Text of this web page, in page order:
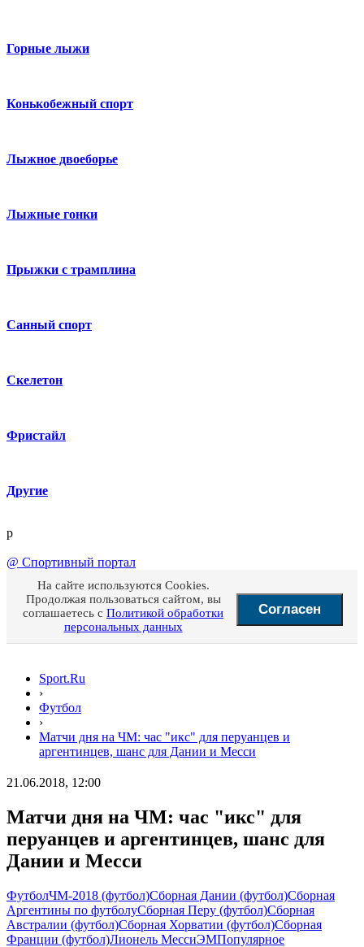
Горные лыжи
Конькобежный спорт
Лыжное двоеборье
Лыжные гонки
Прыжки с трамплина
Санный спорт
Скелетон
Фристайл
Другие
p
@ Спортивный портал
На сайте используются Cookies.
Продолжая пользоваться сайтом, вы
соглашаетесь с Политикой обработки
персональных данных
Согласен
Sport.Ru
›
Футбол
›
Матчи дня на ЧМ: час "икс" для перуанцев и
аргентинцев, шанс для Дании и Месси
21.06.2018, 12:00
Матчи дня на ЧМ: час "икс" для
перуанцев и аргентинцев, шанс для
Дании и Месси
ФутболЧМ-2018 (футбол)Сборная Дании (футбол)Сборная
Аргентины по футболуСборная Перу (футбол)Сборная
Австралии (футбол)Сборная Хорватии (футбол)Сборная
Франции (футбол)Лионель МессиЭМПопулярное